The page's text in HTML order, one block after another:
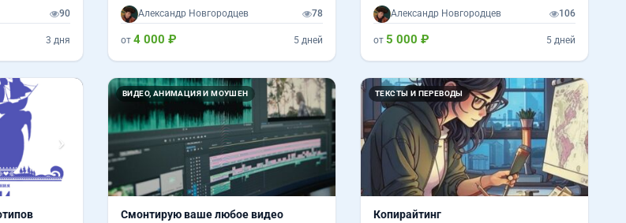
90
3 дня
Александр Новгородцев 78
от 4 000 ₽ 5 дней
Александр Новгородцев 106
от 5 000 ₽ 5 дней
Вперед ВИДЕО, АНИМАЦИЯ И МОУШЕН
Смонтирую ваше любое видео
ТЕКСТЫ И ПЕРЕВОДЫ
Копирайтинг